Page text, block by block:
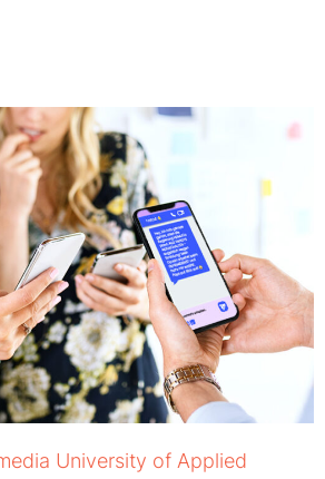
University of Applied